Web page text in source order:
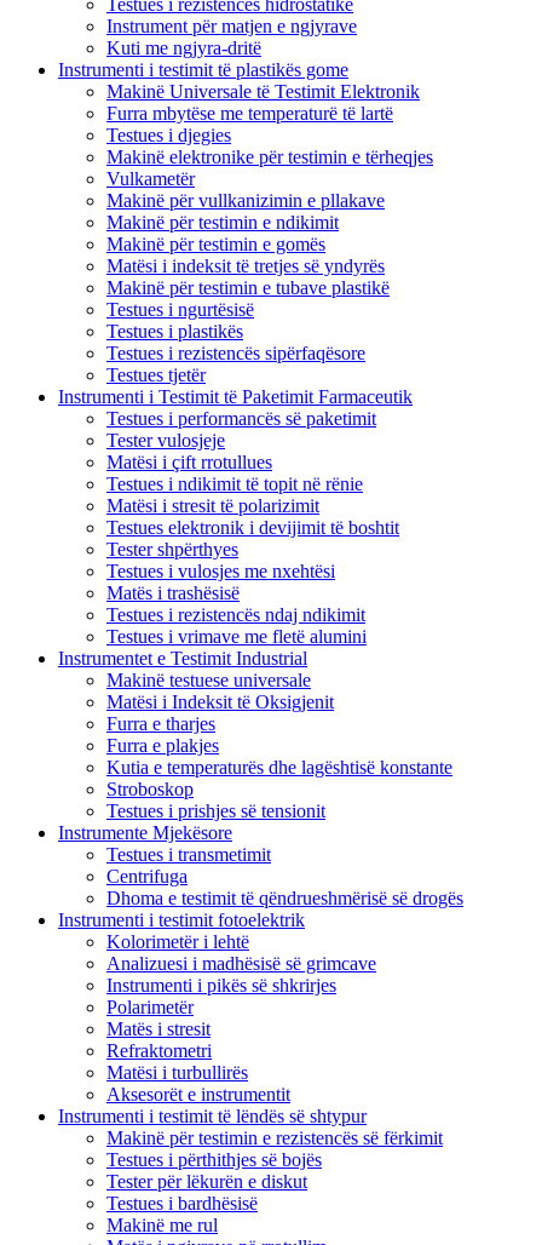
Instrument për matjen e ngjyrave
Kuti me ngjyra-dritë
Instrumenti i testimit të plastikës gome
Makinë Universale të Testimit Elektronik
Furra mbytëse me temperaturë të lartë
Testues i djegies
Makinë elektronike për testimin e tërheqjes
Vulkametër
Makinë për vullkanizimin e pllakave
Makinë për testimin e ndikimit
Makinë për testimin e gomës
Matësi i indeksit të tretjes së yndyrës
Makinë për testimin e tubave plastikë
Testues i ngurtësisë
Testues i plastikës
Testues i rezistencës sipërfaqësore
Testues tjetër
Instrumenti i Testimit të Paketimit Farmaceutik
Testues i performancës së paketimit
Tester vulosjeje
Matësi i çift rrotullues
Testues i ndikimit të topit në rënie
Matësi i stresit të polarizimit
Testues elektronik i devijimit të boshtit
Tester shpërthyes
Testues i vulosjes me nxehtësi
Matës i trashësisë
Testues i rezistencës ndaj ndikimit
Testues i vrimave me fletë alumini
Instrumentet e Testimit Industrial
Makinë testuese universale
Matësi i Indeksit të Oksigjenit
Furra e tharjes
Furra e plakjes
Kutia e temperaturës dhe lagështisë konstante
Stroboskop
Testues i prishjes së tensionit
Instrumente Mjekësore
Testues i transmetimit
Centrifuga
Dhoma e testimit të qëndrueshmërisë së drogës
Instrumenti i testimit fotoelektrik
Kolorimetër i lehtë
Analizuesi i madhësisë së grimcave
Instrumenti i pikës së shkrirjes
Polarimetër
Matës i stresit
Refraktometri
Matësi i turbullirës
Aksesorët e instrumentit
Instrumenti i testimit të lëndës së shtypur
Makinë për testimin e rezistencës së fërkimit
Testues i përthithjes së bojës
Tester për lëkurën e diskut
Testues i bardhësisë
Makinë me rul